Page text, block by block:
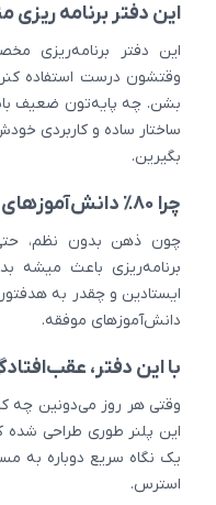
این دفتر برنامه
این دفتر برنامه‌ریزی
وقتشون درست استفاده
بشن. چه پایه‌تون ضعیف
ساختار ساده و کاربردی
بگیرین.
چرا ۸۰٪ دانش‌آموزهای موفق از دفتر برنامه‌ریزی استفاده می‌کنن؟
چون ذهن بدون نظم،
برنامه‌ریزی باعث میشه
ایستادین و چقدر به
دانش‌آموزهای موفقه.
با این دفتر،
وقتی هر روز می‌دونین چه
این پلنر طوری طراحی شده
یک نگاه سریع دوباره به
استرس.